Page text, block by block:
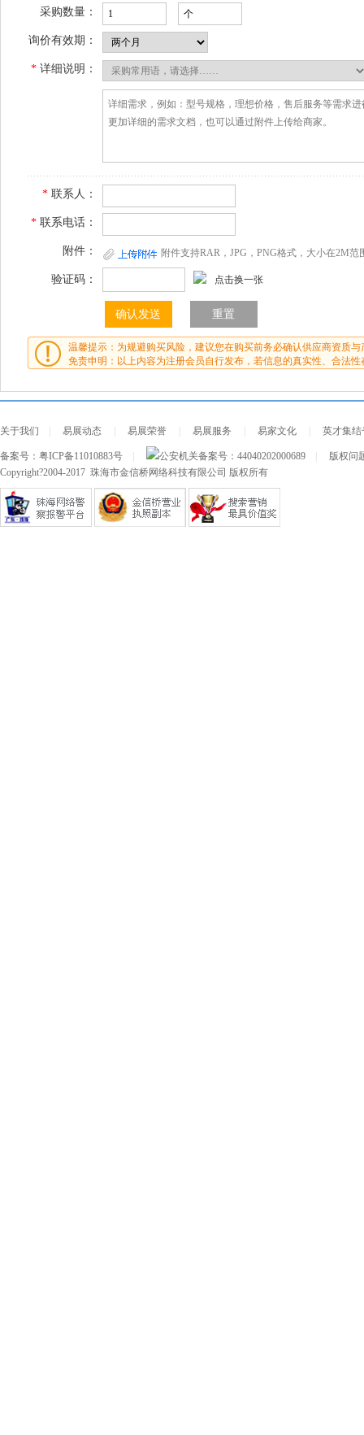
采购数量：
询价有效期：
* 详细说明：
* 联系人：
* 联系电话：
附件： 附件支持RAR，JPG，PNG格式，大小在2M范
验证码： 点击换一张
温馨提示：为规避购买风险，建议您在购买前务必确认供应商资质与
免责申明：以上内容为注册会员自行发布，若信息的真实性、合法性
关于我们 易展动态 易展荣誉 易展服务 易家文化 英才集结
备案号： 粤ICP备11010883号 公安机关备案号： 44040202000689
版权问
Copyright?2004-2017 珠海市金信桥网络科技有限公司 版权所有